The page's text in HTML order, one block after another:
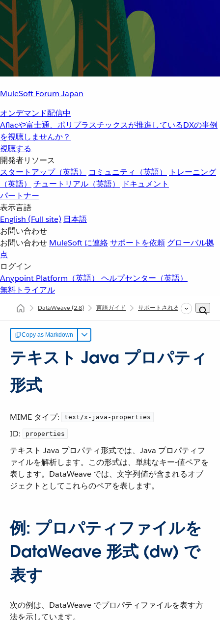
MuleSoft Forum Japan
オンデマンド配信中
Aflacや富士通、ポリプラスチックスが推進しているDXの事例
を視聴しませんか？
視聴する
開発者リソース
スタートアップ（英語）
コミュニティ（英語）
トレーニング
（英語）
チュートリアル（英語）
ドキュメント
パートナー
表示言語
English (Full site) 日本語
お問い合わせ
お問い合わせ MuleSoft に連絡サポートを依頼 グローバル拠
点
ログイン
Anypoint Platform（英語） ヘルプセンター（英語）
無料トライアル
DataWeave(2.8) 言語ガイド サポートされるデータ形式
Copy as Markdown
テキスト Java プロパティ
形式
MIME タイプ: text/x-java-properties
ID: properties
テキスト Java プロパティ形式では、Java プロパティフ
ァイルを解析します。この形式は、単純なキー-値ペアを
表します。DataWeave では、文字列値が含まれるオブ
ジェクトとしてこれらのペアを表します。
例: プロパティファイルを
DataWeave 形式 (dw) で
表す
次の例は、DataWeave でプロパティファイルを表す方
法を示しています。